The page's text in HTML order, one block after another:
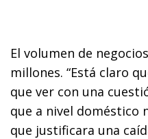
El volumen de
millones. “Está claro
que ver con una
que a nivel doméstico
que justificara una